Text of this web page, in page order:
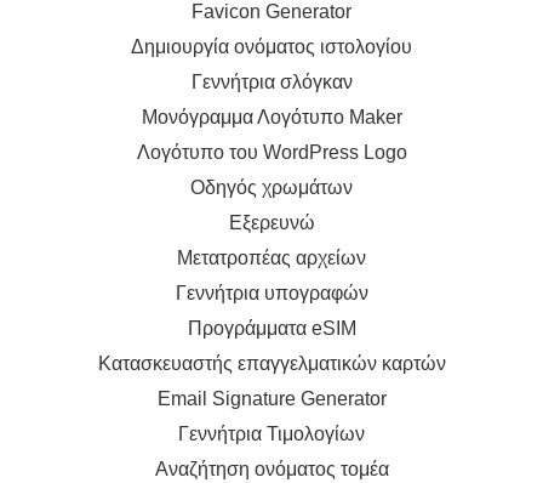
Favicon Generator
Δημιουργία ονόματος ιστολογίου
Γεννήτρια σλόγκαν
Μονόγραμμα Λογότυπο Maker
Λογότυπο του WordPress Logo
Οδηγός χρωμάτων
Εξερευνώ
Μετατροπέας αρχείων
Γεννήτρια υπογραφών
Προγράμματα eSIM
Κατασκευαστής επαγγελματικών καρτών
Email Signature Generator
Γεννήτρια Τιμολογίων
Αναζήτηση ονόματος τομέα